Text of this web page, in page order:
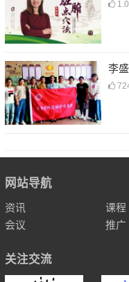
李
网站导航
资讯 课程
会议
推广
关注交流